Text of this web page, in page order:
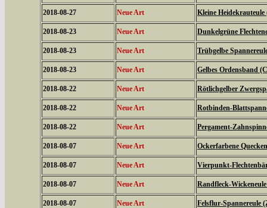
2018-08-27 Neue Art Kleine
2018-08-23 Neue Art Dunkelgrüne
2018-08-23 Neue Art Trübgelbe
2018-08-23 Neue Art Gelbes Ordensband
2018-08-22 Neue Art Rötlichgelber
2018-08-22 Neue Art Rotbinden-
2018-08-22 Neue Art Pergament-
2018-08-07 Neue Art Ockerfarbene
2018-08-07 Neue Art Vierpunkt-
2018-08-07 Neue Art Randfleck-
2018-08-07 Neue Art Felsflur-Spannereule